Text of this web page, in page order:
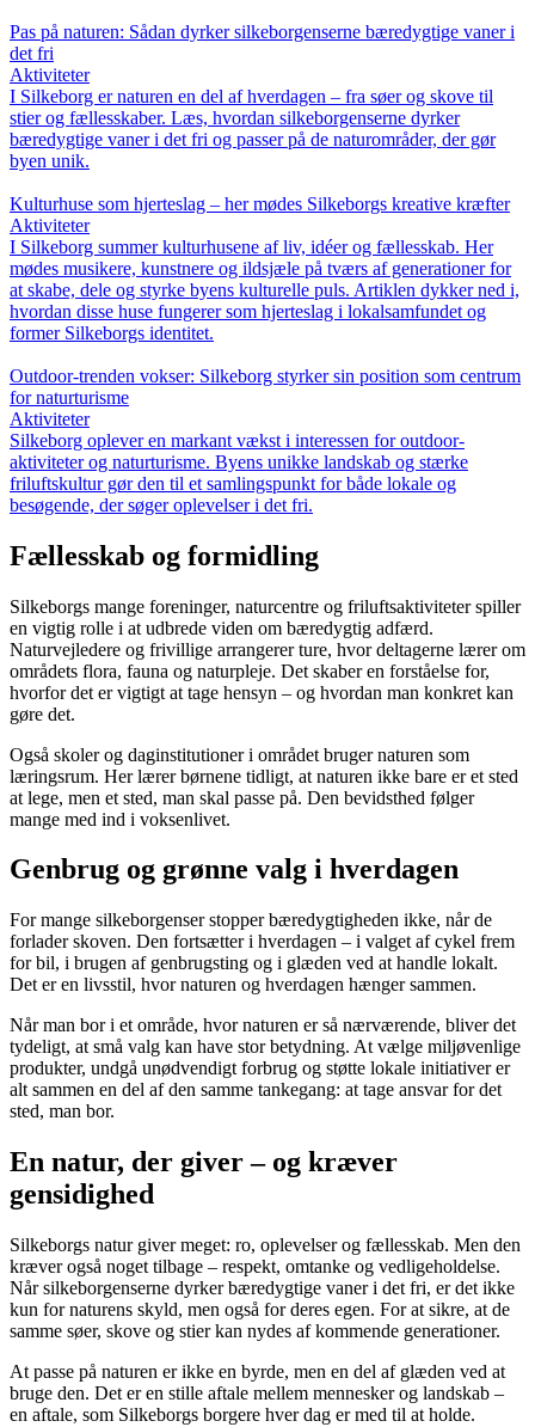
Pas på naturen: Sådan dyrker silkeborgenserne bæredygtige vaner i
det fri
Aktiviteter
I Silkeborg er naturen en del af hverdagen – fra søer og skove til
stier og fællesskaber. Læs, hvordan silkeborgenserne dyrker
bæredygtige vaner i det fri og passer på de naturområder, der gør
byen unik.
Kulturhuse som hjerteslag – her mødes Silkeborgs kreative kræfter
Aktiviteter
I Silkeborg summer kulturhusene af liv, idéer og fællesskab. Her
mødes musikere, kunstnere og ildsjæle på tværs af generationer for
at skabe, dele og styrke byens kulturelle puls. Artiklen dykker ned i,
hvordan disse huse fungerer som hjerteslag i lokalsamfundet og
former Silkeborgs identitet.
Outdoor-trenden vokser: Silkeborg styrker sin position som centrum
for naturturisme
Aktiviteter
Silkeborg oplever en markant vækst i interessen for outdoor-
aktiviteter og naturturisme. Byens unikke landskab og stærke
friluftskultur gør den til et samlingspunkt for både lokale og
besøgende, der søger oplevelser i det fri.
Fællesskab og formidling
Silkeborgs mange foreninger, naturcentre og friluftsaktiviteter spiller
en vigtig rolle i at udbrede viden om bæredygtig adfærd.
Naturvejledere og frivillige arrangerer ture, hvor deltagerne lærer om
områdets flora, fauna og naturpleje. Det skaber en forståelse for,
hvorfor det er vigtigt at tage hensyn – og hvordan man konkret kan
gøre det.
Også skoler og daginstitutioner i området bruger naturen som
læringsrum. Her lærer børnene tidligt, at naturen ikke bare er et sted
at lege, men et sted, man skal passe på. Den bevidsthed følger
mange med ind i voksenlivet.
Genbrug og grønne valg i hverdagen
For mange silkeborgenser stopper bæredygtigheden ikke, når de
forlader skoven. Den fortsætter i hverdagen – i valget af cykel frem
for bil, i brugen af genbrugsting og i glæden ved at handle lokalt.
Det er en livsstil, hvor naturen og hverdagen hænger sammen.
Når man bor i et område, hvor naturen er så nærværende, bliver det
tydeligt, at små valg kan have stor betydning. At vælge miljøvenlige
produkter, undgå unødvendigt forbrug og støtte lokale initiativer er
alt sammen en del af den samme tankegang: at tage ansvar for det
sted, man bor.
En natur, der giver – og kræver
gensidighed
Silkeborgs natur giver meget: ro, oplevelser og fællesskab. Men den
kræver også noget tilbage – respekt, omtanke og vedligeholdelse.
Når silkeborgenserne dyrker bæredygtige vaner i det fri, er det ikke
kun for naturens skyld, men også for deres egen. For at sikre, at de
samme søer, skove og stier kan nydes af kommende generationer.
At passe på naturen er ikke en byrde, men en del af glæden ved at
bruge den. Det er en stille aftale mellem mennesker og landskab –
en aftale, som Silkeborgs borgere hver dag er med til at holde.